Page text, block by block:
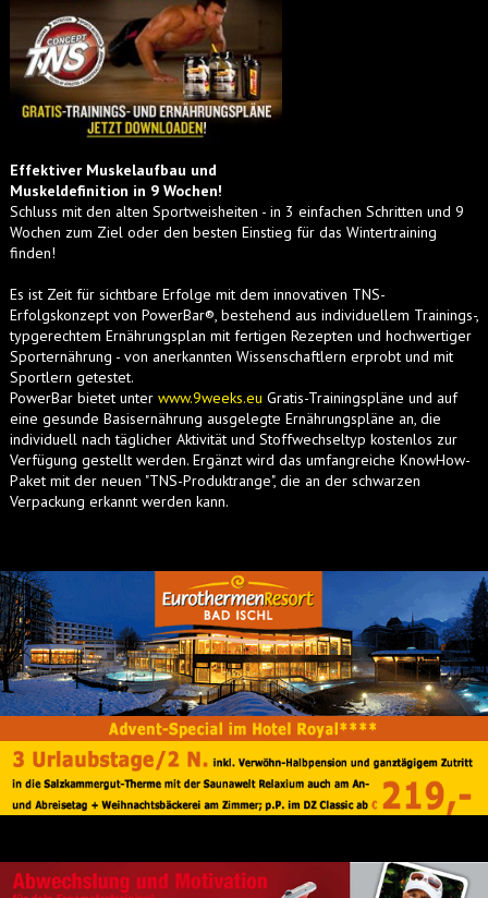
Effektiver Muskelaufbau und
Muskeldefinition in 9 Wochen!
Schluss mit den alten Sportweisheiten - in 3 einfachen Schritten und 9
Wochen zum Ziel oder den besten Einstieg für das Wintertraining
finden!
Es ist Zeit für sichtbare Erfolge mit dem innovativen TNS-
Erfolgskonzept von PowerBar®, bestehend aus individuellem Trainings-,
typgerechtem Ernährungsplan mit fertigen Rezepten und hochwertiger
Sporternährung - von anerkannten Wissenschaftlern erprobt und mit
Sportlern getestet.
PowerBar bietet unter www.9weeks.eu Gratis-Trainingspläne und auf
eine gesunde Basisernährung ausgelegte Ernährungspläne an, die
individuell nach täglicher Aktivität und Stoffwechseltyp kostenlos zur
Verfügung gestellt werden. Ergänzt wird das umfangreiche KnowHow-
Paket mit der neuen "TNS-Produktrange", die an der schwarzen
Verpackung erkannt werden kann.